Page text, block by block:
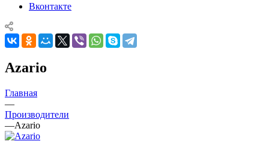
Вконтакте
Azario
Главная
—
Производители
—Azario